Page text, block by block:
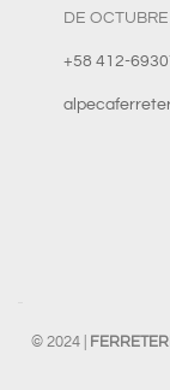
DE
+58 412-
© 2024 |